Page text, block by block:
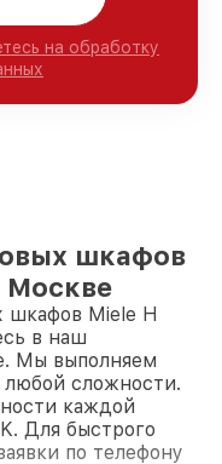
на обработку
шкафов
Москве
шкафов Miele H
в наш
Мы выполняем
сложности.
каждой
Для быстрого
по телефону